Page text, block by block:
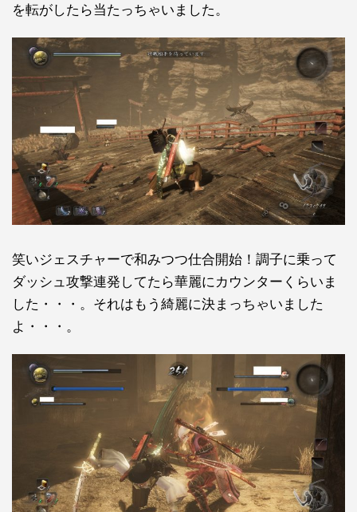
を転がしたら当たっちゃいました。
笑いジェスチャーで和みつつ仕合開始！調子に乗って
ダッシュ攻撃連発してたら華麗にカウンターくらいま
した・・・。それはもう綺麗に決まっちゃいました
よ・・・。